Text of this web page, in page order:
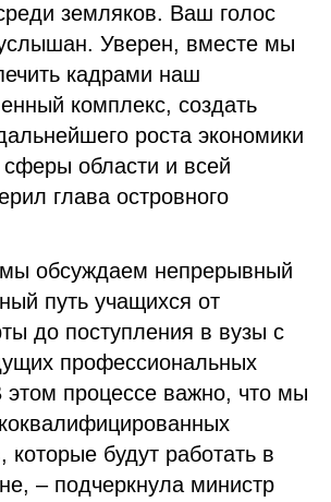
земляков. Ваш голос
услышан. Уверен, вместе мы
кадрами наш
комплекс, создать
роста экономики
области и всей
глава островного
обсуждаем непрерывный
путь учащихся от
до поступления в вузы с
профессиональных
этом процессе важно, что мы
которые будут работать в
– подчеркнула министр